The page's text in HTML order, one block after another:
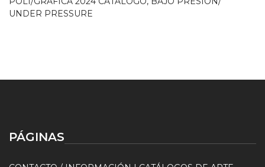
UNDER PRESSURE
PÁGINAS